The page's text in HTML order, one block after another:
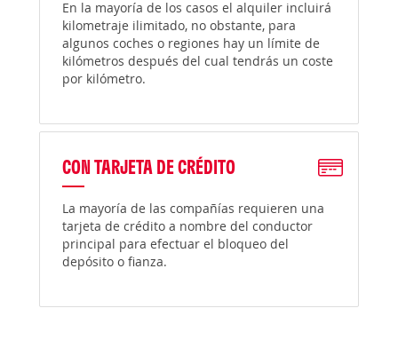
En la mayoría de los casos el alquiler incluirá
kilometraje ilimitado, no obstante, para
algunos coches o regiones hay un límite de
kilómetros después del cual tendrás un coste
por kilómetro.
CON TARJETA DE CRÉDITO
La mayoría de las compañías requieren una
tarjeta de crédito a nombre del conductor
principal para efectuar el bloqueo del
depósito o fianza.